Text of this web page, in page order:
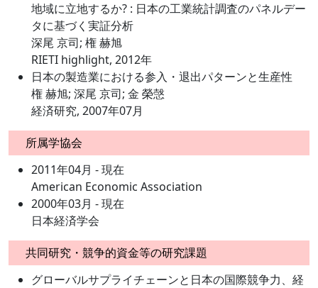
地域に立地するか? : 日本の工業統計調査のパネルデー
タに基づく実証分析
深尾 京司; 権 赫旭
RIETI highlight, 2012年
日本の製造業における参入・退出パターンと生産性
権 赫旭; 深尾 京司; 金 榮愨
経済研究, 2007年07月
所属学協会
2011年04月 - 現在
American Economic Association
2000年03月 - 現在
日本経済学会
共同研究・競争的資金等の研究課題
グローバルサプライチェーンと日本の国際競争力、経